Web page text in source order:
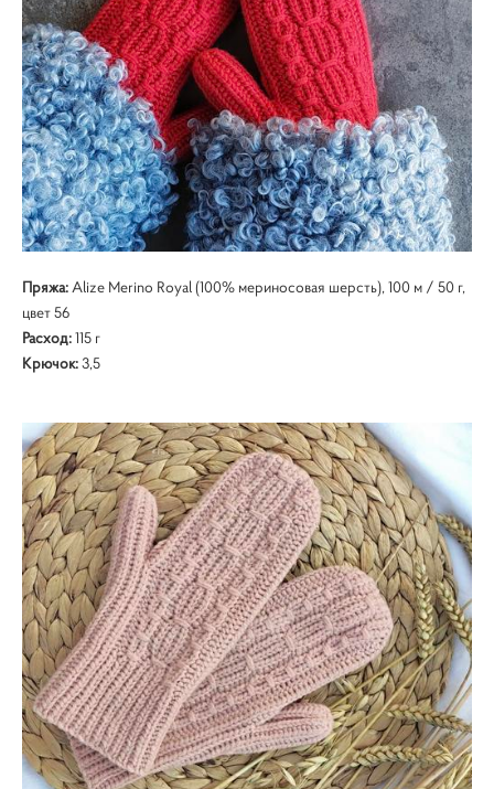
Пряжа:Alize Merino Royal (100% мериносовая шерсть), 100 м / 50 г,
цвет 56
Расход:115 г
Крючок:3,5